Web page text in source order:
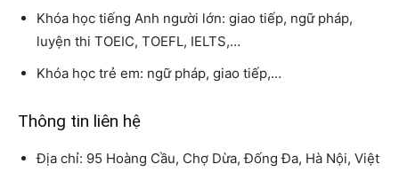
Khóa học tiếng Anh người lớn: giao tiếp, ngữ pháp,
luyện thi TOEIC, TOEFL, IELTS,…
Khóa học trẻ em: ngữ pháp, giao tiếp,…
Thông tin liên hệ
Địa chỉ: 95 Hoàng Cầu, Chợ Dừa, Đống Đa, Hà Nội, Việt